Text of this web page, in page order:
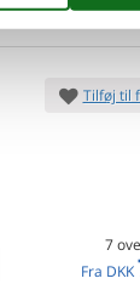
Tilføj til
7
Fra DKK